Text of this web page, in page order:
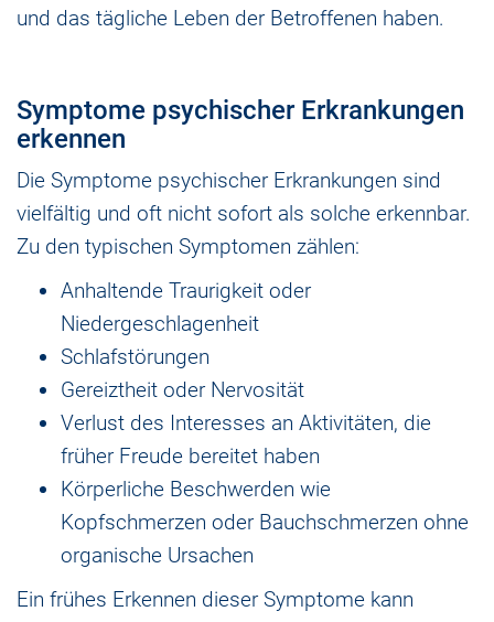
und das tägliche Leben der Betroffenen haben.
Symptome psychischer Erkrankungen
erkennen
Die Symptome psychischer Erkrankungen sind
vielfältig und oft nicht sofort als solche erkennbar.
Zu den typischen Symptomen zählen:
Anhaltende Traurigkeit oder
Niedergeschlagenheit
Schlafstörungen
Gereiztheit oder Nervosität
Verlust des Interesses an Aktivitäten, die
früher Freude bereitet haben
Körperliche Beschwerden wie
Kopfschmerzen oder Bauchschmerzen ohne
organische Ursachen
Ein frühes Erkennen dieser Symptome kann